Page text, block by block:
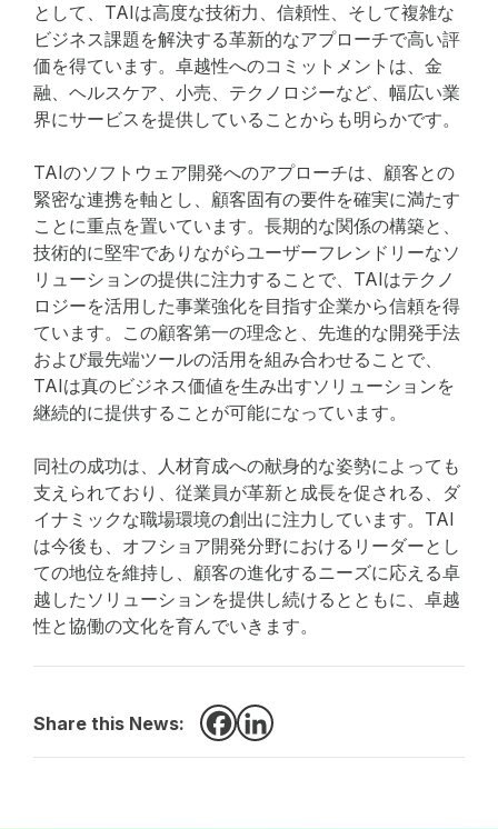
として、TAIは高度な技術力、信頼性、そして複雑な
ビジネス課題を解決する革新的なアプローチで高い評
価を得ています。卓越性へのコミットメントは、金
融、ヘルスケア、小売、テクノロジーなど、幅広い業
界にサービスを提供していることからも明らかです。
TAIのソフトウェア開発へのアプローチは、顧客との
緊密な連携を軸とし、顧客固有の要件を確実に満たす
ことに重点を置いています。長期的な関係の構築と、
技術的に堅牢でありながらユーザーフレンドリーなソ
リューションの提供に注力することで、TAIはテクノ
ロジーを活用した事業強化を目指す企業から信頼を得
ています。この顧客第一の理念と、先進的な開発手法
および最先端ツールの活用を組み合わせることで、
TAIは真のビジネス価値を生み出すソリューションを
継続的に提供することが可能になっています。
同社の成功は、人材育成への献身的な姿勢によっても
支えられており、従業員が革新と成長を促される、ダ
イナミックな職場環境の創出に注力しています。TAI
は今後も、オフショア開発分野におけるリーダーとし
ての地位を維持し、顧客の進化するニーズに応える卓
越したソリューションを提供し続けるとともに、卓越
性と協働の文化を育んでいきます。
Share this News:
Facebook
LinkedIn